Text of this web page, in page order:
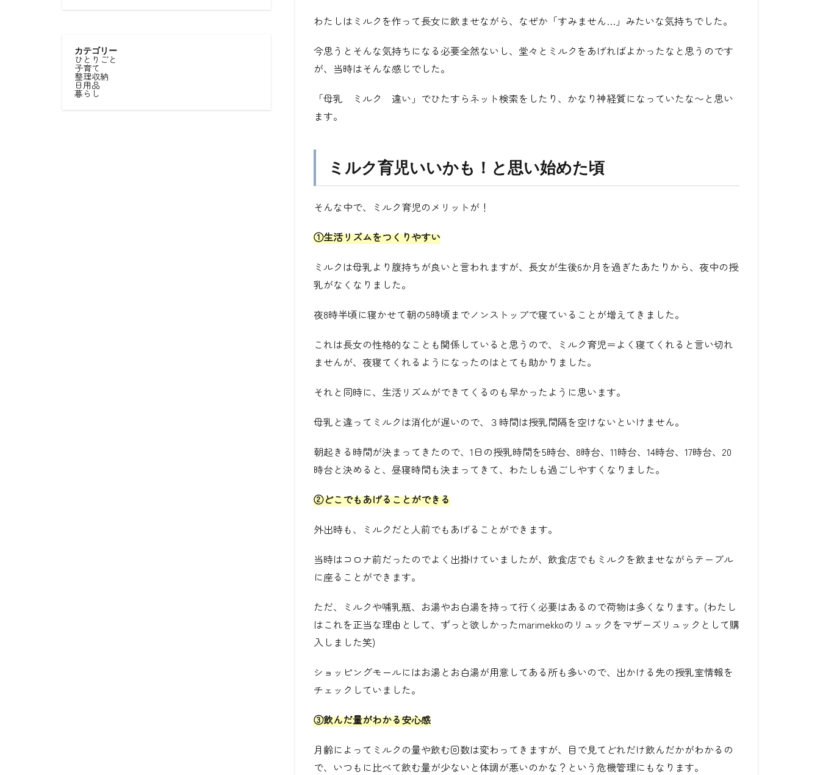
わたしはミルクを作って長女に飲ませながら、なぜか「すみません…」みたいな気持ちでした。
今思うとそんな気持ちになる必要全然ないし、堂々とミルクをあげればよかったなと思うのです
が、当時はそんな感じでした。
「母乳 ミルク 違い」でひたすらネット検索をしたり、かなり神経質になっていたな〜と思い
ます。
ミルク育児いいかも！と思い始めた頃
そんな中で、ミルク育児のメリットが！
①生活リズムをつくりやすい
ミルクは母乳より腹持ちが良いと言われますが、長女が生後6か月を過ぎたあたりから、夜中の授
乳がなくなりました。
夜8時半頃に寝かせて朝の5時頃までノンストップで寝ていることが増えてきました。
これは長女の性格的なことも関係していると思うので、ミルク育児＝よく寝てくれると言い切れ
ませんが、夜寝てくれるようになったのはとても助かりました。
それと同時に、生活リズムができてくるのも早かったように思います。
母乳と違ってミルクは消化が遅いので、３時間は授乳間隔を空けないといけません。
朝起きる時間が決まってきたので、1日の授乳時間を5時台、8時台、11時台、14時台、17時台、20
時台と決めると、昼寝時間も決まってきて、わたしも過ごしやすくなりました。
②どこでもあげることができる
外出時も、ミルクだと人前でもあげることができます。
当時はコロナ前だったのでよく出掛けていましたが、飲食店でもミルクを飲ませながらテーブル
に座ることができます。
ただ、ミルクや哺乳瓶、お湯やお白湯を持って行く必要はあるので荷物は多くなります。(わたし
はこれを正当な理由として、ずっと欲しかったmarimekkoのリュックをマザーズリュックとして購
入しました笑)
ショッピングモールにはお湯とお白湯が用意してある所も多いので、出かける先の授乳室情報を
チェックしていました。
③飲んだ量がわかる安心感
月齢によってミルクの量や飲む回数は変わってきますが、目で見てどれだけ飲んだかがわかるの
で、いつもに比べて飲む量が少ないと体調が悪いのかな？という危機管理にもなります。
カテゴリー
ひとりごと
子育て
整理収納
日用品
暮らし